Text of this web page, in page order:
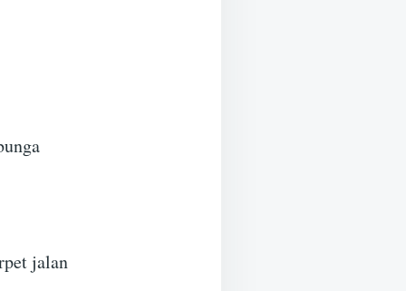
jalan